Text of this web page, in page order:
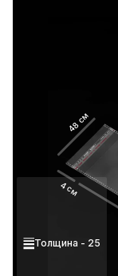
48 см
4 см
Толщина - 25